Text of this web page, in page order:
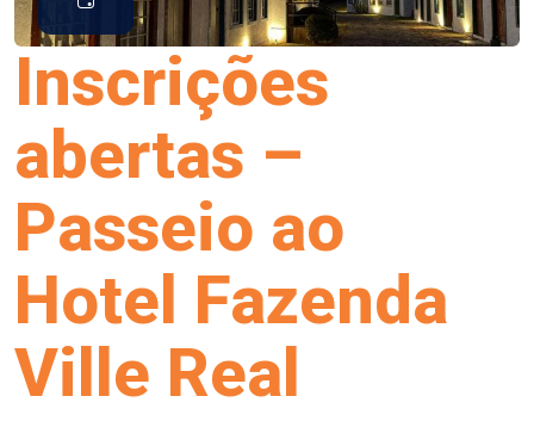
Inscrições
abertas –
Passeio ao
Hotel Fazenda
Ville Real